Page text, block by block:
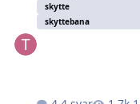
skytte
skyttebana